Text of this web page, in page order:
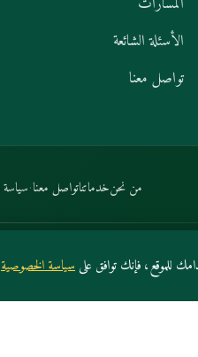
الأسئلة الشائعة
تواصل معنا
من نحنخدماتناتواصل معنا·
للموقع، فإنك توافق علىسياسة الخصوصية